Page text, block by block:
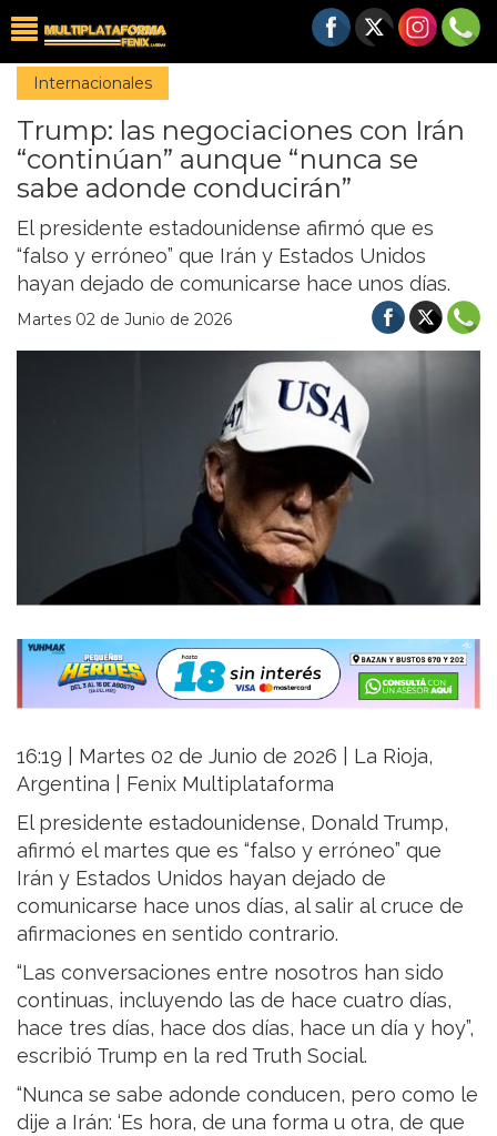
Internacionales
Trump: las negociaciones con Irán
“continúan” aunque “nunca se
sabe adonde conducirán”
El presidente estadounidense afirmó que es
“falso y erróneo” que Irán y Estados Unidos
hayan dejado de comunicarse hace unos días.
Martes 02 de Junio de 2026
16:19 | Martes 02 de Junio de 2026 | La Rioja,
Argentina | Fenix Multiplataforma
El presidente estadounidense, Donald Trump,
afirmó el martes que es “falso y erróneo” que
Irán y Estados Unidos hayan dejado de
comunicarse hace unos días, al salir al cruce de
afirmaciones en sentido contrario.
“Las conversaciones entre nosotros han sido
continuas, incluyendo las de hace cuatro días,
hace tres días, hace dos días, hace un día y hoy”,
escribió Trump en la red Truth Social.
“Nunca se sabe adonde conducen, pero como le
dije a Irán: ‘Es hora, de una forma u otra, de que